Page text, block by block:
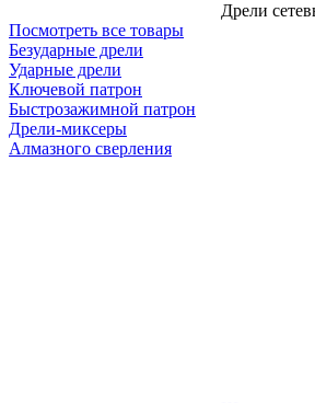
Дрели
Посмотреть все товары
Безударные дрели
Ударные дрели
Ключевой патрон
Быстрозажимной патрон
Дрели-миксеры
Алмазного сверления